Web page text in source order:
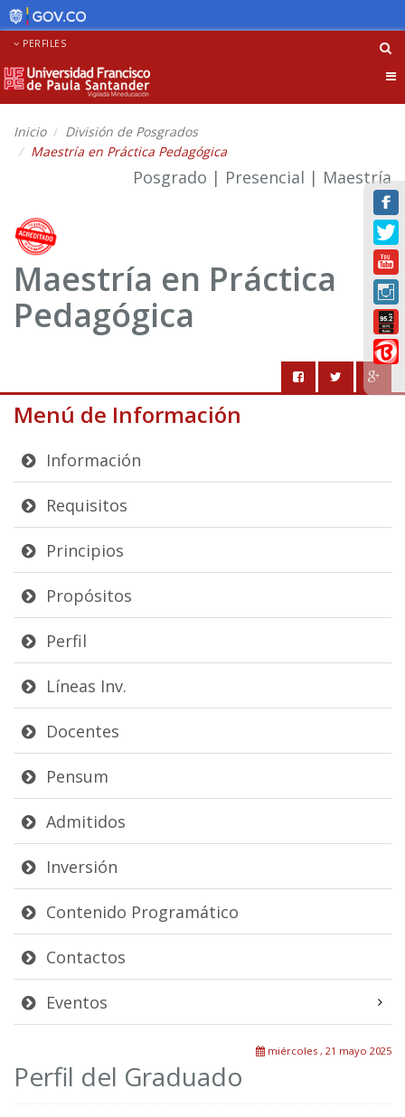
PERFILES
Inicio
División de Posgrados
Maestría en Práctica Pedagógica
Posgrado | Presencial | Maestría
Maestría en Práctica
Pedagógica
Menú de Información
Información
Requisitos
Principios
Propósitos
Perfil
Líneas Inv.
Docentes
Pensum
Admitidos
Inversión
Contenido Programático
Contactos
Eventos
miércoles , 21 mayo 2025
Perfil del Graduado